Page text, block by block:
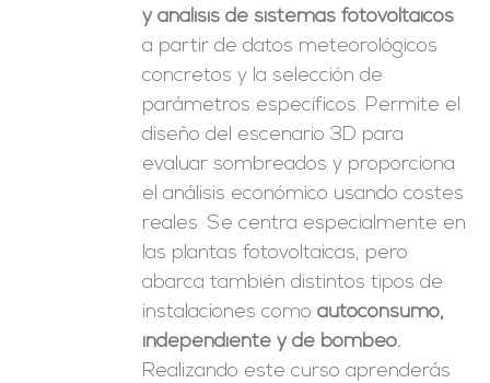
y análisis de sistemas fotovoltaicos
a partir de datos meteorológicos
concretos y la selección de
parámetros específicos. Permite el
diseño del escenario 3D para
evaluar sombreados y proporciona
el análisis económico usando costes
reales. Se centra especialmente en
las plantas fotovoltaicas, pero
abarca también distintos tipos de
instalaciones comoautoconsumo,
independiente y de bombeo.
Realizando este curso aprenderás